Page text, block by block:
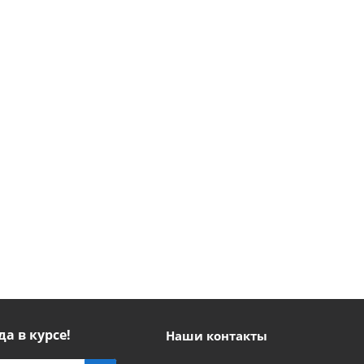
в курсе! Наши контакты